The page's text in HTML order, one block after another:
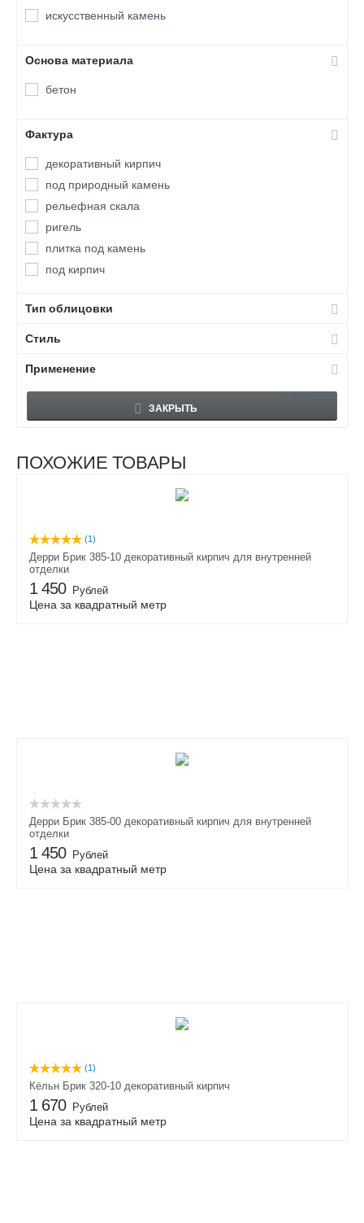
Толос
искусственный камень
Основа материала
бетон
Фактура
декоративный кирпич
под природный камень
рельефная скала
ригель
плитка под камень
под кирпич
Тип облицовки
Стиль
Применение
ЗАКРЫТЬ
ПОХОЖИЕ ТОВАРЫ
(1)
Дерри Брик 385-10 декоративный кирпич для внутренней
отделки
1 450 Рублей
Цена за квадратный метр
Дерри Брик 385-00 декоративный кирпич для внутренней
отделки
1 450 Рублей
Цена за квадратный метр
(1)
Кёльн Брик 320-10 декоративный кирпич
1 670 Рублей
Цена за квадратный метр